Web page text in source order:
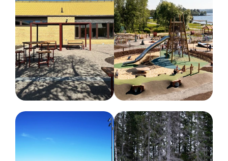
Du får en uppskattadleverans när du är i kontakt med oss.